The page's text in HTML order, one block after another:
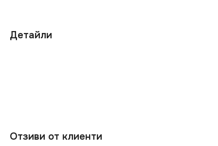
Детайли
Отзиви от клиенти